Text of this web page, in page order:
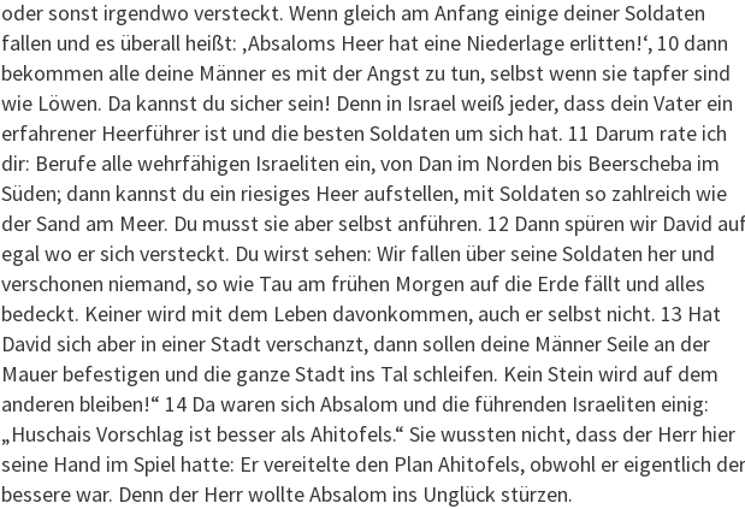
oder sonst irgendwo versteckt. Wenn gleich am Anfang einige deiner Soldaten
fallen und es überall heißt: ‚Absaloms Heer hat eine Niederlage erlitten!‘, 10 dann
bekommen alle deine Männer es mit der Angst zu tun, selbst wenn sie tapfer sind
wie Löwen. Da kannst du sicher sein! Denn in Israel weiß jeder, dass dein Vater ein
erfahrener Heerführer ist und die besten Soldaten um sich hat. 11 Darum rate ich
dir: Berufe alle wehrfähigen Israeliten ein, von Dan im Norden bis Beerscheba im
Süden; dann kannst du ein riesiges Heer aufstellen, mit Soldaten so zahlreich wie
der Sand am Meer. Du musst sie aber selbst anführen. 12 Dann spüren wir David
egal wo er sich versteckt. Du wirst sehen: Wir fallen über seine Soldaten her und
verschonen niemand, so wie Tau am frühen Morgen auf die Erde fällt und alles
bedeckt. Keiner wird mit dem Leben davonkommen, auch er selbst nicht. 13 Hat
David sich aber in einer Stadt verschanzt, dann sollen deine Männer Seile an der
Mauer befestigen und die ganze Stadt ins Tal schleifen. Kein Stein wird auf dem
anderen bleiben!“ 14 Da waren sich Absalom und die führenden Israeliten einig:
„Huschais Vorschlag ist besser als Ahitofels.“ Sie wussten nicht, dass der Herr hier
seine Hand im Spiel hatte: Er vereitelte den Plan Ahitofels, obwohl er eigentlich der
bessere war. Denn der Herr wollte Absalom ins Unglück stürzen.